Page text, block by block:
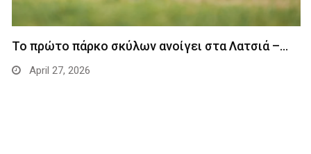
Το πρώτο πάρκο σκύλων ανοίγει στα Λατσιά –…
April 27, 2026